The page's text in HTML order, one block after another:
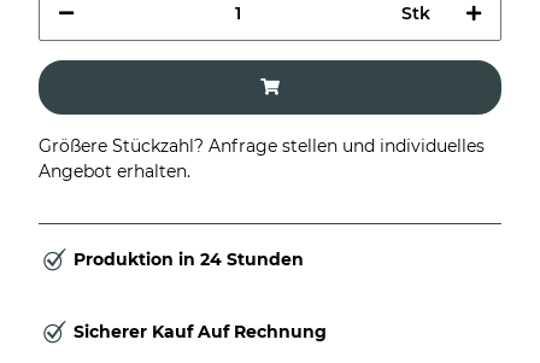
Stk
Größere Stückzahl? Anfrage stellen und individuelles
Angebot erhalten.
Produktion in 24 Stunden
Sicherer Kauf Auf Rechnung